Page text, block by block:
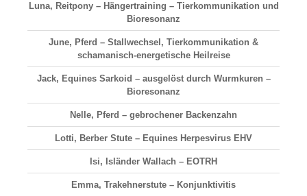
Luna, Reitpony – Hängertraining – Tierkommunikation und
Bioresonanz
June, Pferd – Stallwechsel, Tierkommunikation &
schamanisch-energetische Heilreise
Jack, Equines Sarkoid – ausgelöst durch Wurmkuren –
Bioresonanz
Nelle, Pferd – gebrochener Backenzahn
Lotti, Berber Stute – Equines Herpesvirus EHV
Isi, Isländer Wallach – EOTRH
Emma, Trakehnerstute – Konjunktivitis